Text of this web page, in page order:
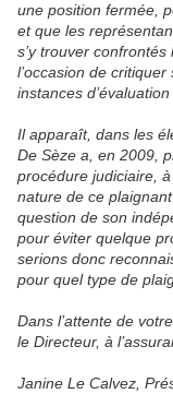
une position fermée,
et que les
s’y trouver
l’occasion de
instances d’évaluation
Il apparaît, dans les
De Sèze a, en 2009,
procédure judiciaire, à
nature de ce
question de son
pour éviter quelque
serions donc
pour quel type de
Dans l’attente de
le Directeur, à
Janine Le Calvez,